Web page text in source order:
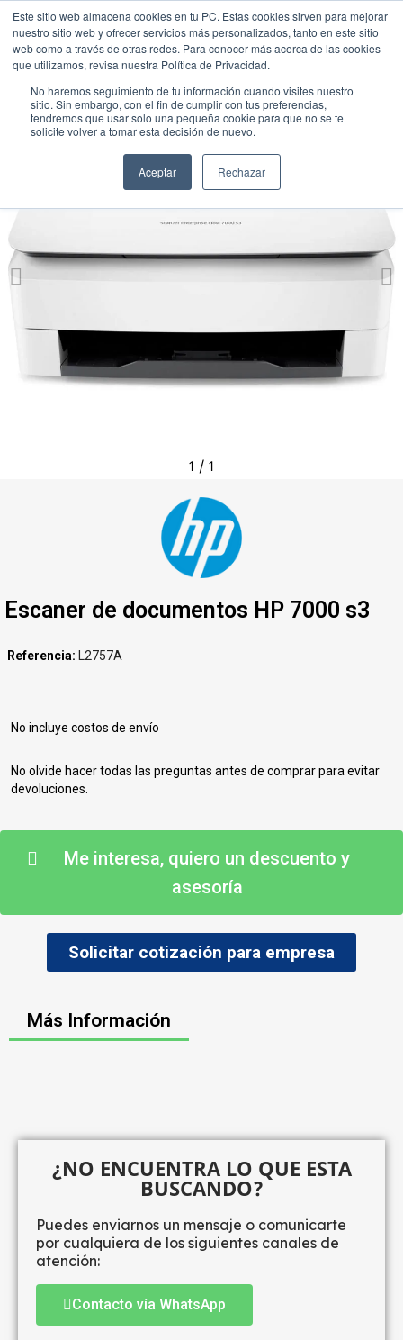
Este sitio web almacena cookies en tu PC. Estas cookies sirven para mejorar
nuestro sitio web y ofrecer servicios más personalizados, tanto en este sitio
web como a través de otras redes. Para conocer más acerca de las cookies
que utilizamos, revisa nuestra Política de Privacidad.
No haremos seguimiento de tu información cuando visites nuestro
sitio. Sin embargo, con el fin de cumplir con tus preferencias,
tendremos que usar solo una pequeña cookie para que no se te
solicite volver a tomar esta decisión de nuevo.
Aceptar Rechazar
1 / 1
Escaner de documentos HP 7000 s3
Referencia L2757A
No incluye costos de envío
No olvide hacer todas las preguntas antes de comprar para evitar
devoluciones.
Me interesa, quiero un descuento y
asesoría
Solicitar cotización para empresa
Más Información
¿NO ENCUENTRA LO QUE ESTA
BUSCANDO?
Puedes enviarnos un mensaje o comunicarte
por cualquiera de los siguientes canales de
atención:
Contacto vía WhatsApp